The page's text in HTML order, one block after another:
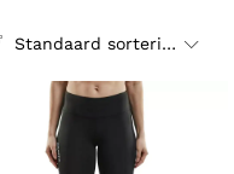
Standaard sortering